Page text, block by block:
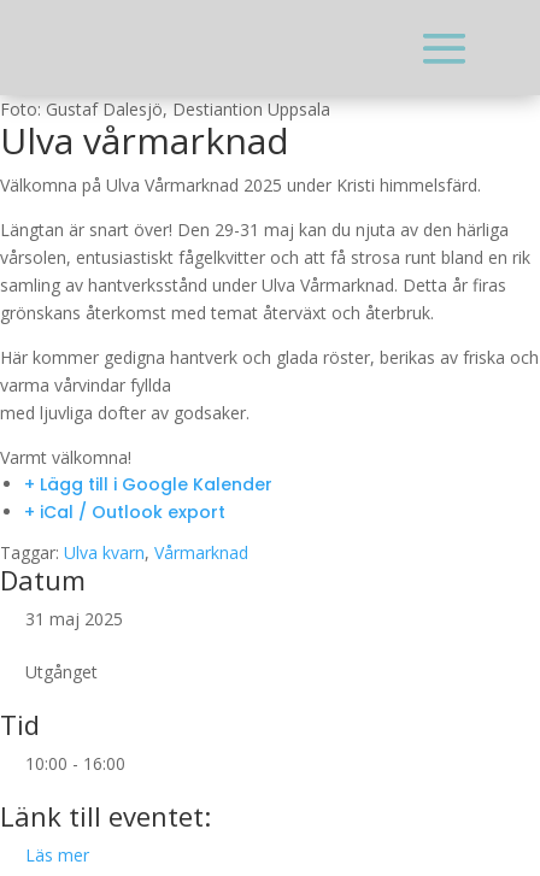
Foto: Gustaf Dalesjö, Destiantion Uppsala
Ulva vårmarknad
Välkomna på Ulva Vårmarknad 2025 under Kristi himmelsfärd.
Längtan är snart över! Den 29-31 maj kan du njuta av den härliga
vårsolen, entusiastiskt fågelkvitter och att få strosa runt bland en rik
samling av hantverksstånd under Ulva Vårmarknad. Detta år firas
grönskans återkomst med temat återväxt och återbruk.
Här kommer gedigna hantverk och glada röster, berikas av friska och
varma vårvindar fyllda
med ljuvliga dofter av godsaker.
Varmt välkomna!
+ Lägg till i Google Kalender
+ iCal / Outlook export
Taggar: Ulva kvarn, Vårmarknad
Datum
31 maj 2025
Utgånget
Tid
10:00 - 16:00
Länk till eventet:
Läs mer